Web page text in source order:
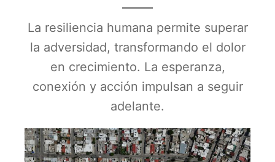
La resiliencia humana permite superar
la adversidad, transformando el dolor
en crecimiento. La esperanza,
conexión y acción impulsan a seguir
adelante.